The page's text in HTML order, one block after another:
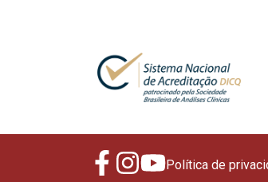
Política de